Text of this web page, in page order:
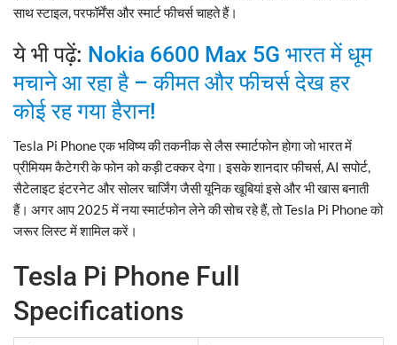
साथ स्टाइल, परफॉर्मेंस और स्मार्ट फीचर्स चाहते हैं।
ये भी पढ़ें: Nokia 6600 Max 5G भारत में धूम
मचाने आ रहा है – कीमत और फीचर्स देख हर
कोई रह गया हैरान!
Tesla Pi Phone एक भविष्य की तकनीक से लैस स्मार्टफोन होगा जो भारत में
प्रीमियम कैटेगरी के फोन को कड़ी टक्कर देगा। इसके शानदार फीचर्स, AI सपोर्ट,
सैटेलाइट इंटरनेट और सोलर चार्जिंग जैसी यूनिक खूबियां इसे और भी खास बनाती
हैं। अगर आप 2025 में नया स्मार्टफोन लेने की सोच रहे हैं, तो Tesla Pi Phone को
जरूर लिस्ट में शामिल करें।
Tesla Pi Phone Full
Specifications